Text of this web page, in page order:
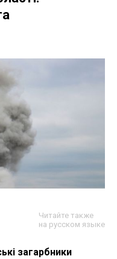
Читайте также
на русском языке
загарбники